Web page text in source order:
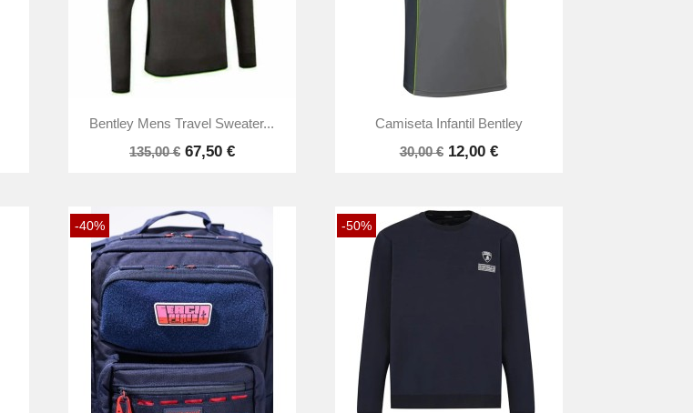
Vista rápida
Bentley Mens Travel Sweater...
135,00 € 67,50 €
Vista rápida
Camiseta Infantil Bentley
30,00 € 12,00 €
-40% -50%